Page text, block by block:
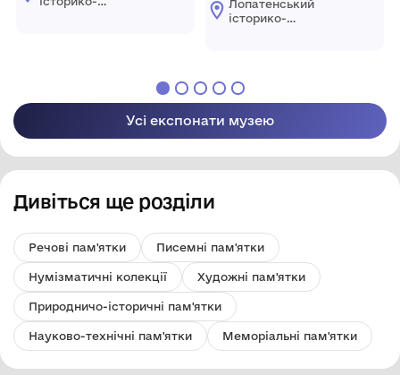
Лопатенський
історико-
Усі експонати музею
Дивіться ще розділи
Речові пам'ятки Писемні пам'ятки
Нумізматичні колекції Художні пам'ятки
Природничо-історичні пам'ятки
Науково-технічні пам'ятки Меморіальні пам'ятки